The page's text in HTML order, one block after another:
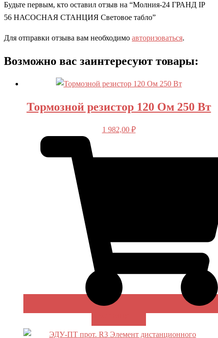
Будьте первым, кто оставил отзыв на “Молния-24 ГРАНД IP
56 НАСОСНАЯ СТАНЦИЯ Световое табло”
Для отправки отзыва вам необходимо авторизоваться.
Возможно вас заинтересуют товары:
Тормозной резистор 120 Ом 250 Вт
1 982,00 ₽